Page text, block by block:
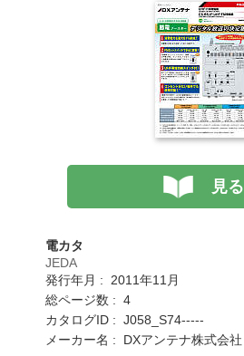
見る
電カタ
JEDA
発行年月 : 2011年11月
総ページ数 : 4
カタログID : J058_S74-----
メーカー名 : DXアンテナ株式会社